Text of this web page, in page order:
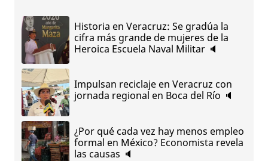
Historia en Veracruz: Se gradúa la
cifra más grande de mujeres de la
Heroica Escuela Naval Militar 🔈
Impulsan reciclaje en Veracruz con
jornada regional en Boca del Río 🔈
¿Por qué cada vez hay menos empleo
formal en México? Economista revela
las causas 🔈